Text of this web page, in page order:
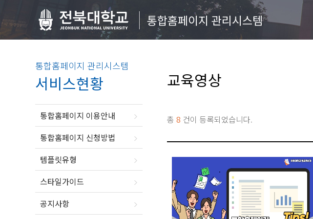
통합홈페이지 관리시스템
통합홈페이지 관리시스템
서비스현황
통합홈페이지 이용안내
통합홈페이지 신청방법
템플릿유형
스타일가이드
공지사항
교육영상
총 8 건이 등록되었습니다.